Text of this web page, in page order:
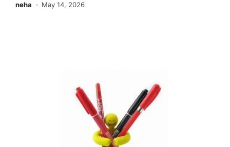
neha May 14, 2026